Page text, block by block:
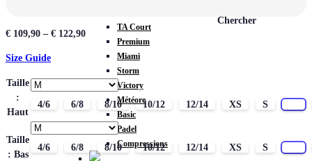
TA Court
Premium
Miami
Storm
Victory
Météore
Basic
Padel
Compressions
Chercher
€ 109,90 – € 122,90
Size Guide
Taille
:
Haut
4/6 6/8 8/10 10/12 12/14 XS S
Taille
: Bas
4/6 6/8 8/10 10/12 12/14 XS S